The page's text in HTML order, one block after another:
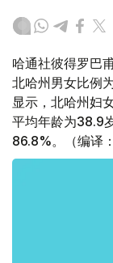
哈通社彼得罗巴
北哈州男女比例
显示，北哈州妇
平均年龄为38.9
86.8%。（编译